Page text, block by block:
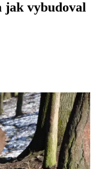
jak vybudoval